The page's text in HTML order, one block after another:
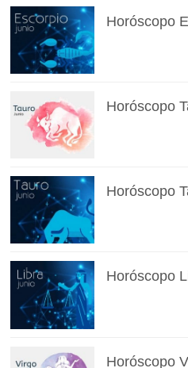
Horóscopo
Horóscopo
Horóscopo
Horóscopo
Horóscopo